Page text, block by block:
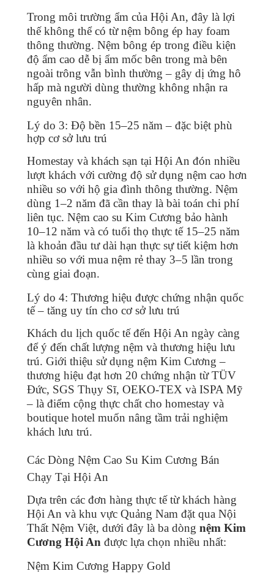
Trong môi trường ẩm của Hội An, đây là lợi
thế không thể có từ nệm bông ép hay foam
thông thường. Nệm bông ép trong điều kiện
độ ẩm cao dễ bị ẩm mốc bên trong mà bên
ngoài trông vẫn bình thường – gây dị ứng hô
hấp mà người dùng thường không nhận ra
nguyên nhân.
Lý do 3: Độ bền 15–25 năm – đặc biệt phù
hợp cơ sở lưu trú
Homestay và khách sạn tại Hội An đón nhiều
lượt khách với cường độ sử dụng nệm cao hơn
nhiều so với hộ gia đình thông thường. Nệm
dùng 1–2 năm đã cần thay là bài toán chi phí
liên tục. Nệm cao su Kim Cương bảo hành
10–12 năm và có tuổi thọ thực tế 15–25 năm
là khoản đầu tư dài hạn thực sự tiết kiệm hơn
nhiều so với mua nệm rẻ thay 3–5 lần trong
cùng giai đoạn.
Lý do 4: Thương hiệu được chứng nhận quốc
tế – tăng uy tín cho cơ sở lưu trú
Khách du lịch quốc tế đến Hội An ngày càng
để ý đến chất lượng nệm và thương hiệu lưu
trú. Giới thiệu sử dụng nệm Kim Cương –
thương hiệu đạt hơn 20 chứng nhận từ TÜV
Đức, SGS Thụy Sĩ, OEKO-TEX và ISPA Mỹ
– là điểm cộng thực chất cho homestay và
boutique hotel muốn nâng tầm trải nghiệm
khách lưu trú.
Các Dòng Nệm Cao Su Kim Cương Bán
Chạy Tại Hội An
Dựa trên các đơn hàng thực tế từ khách hàng
Hội An và khu vực Quảng Nam đặt qua Nội
Thất Nệm Việt, dưới đây là ba dòng nệm Kim
Cương Hội An được lựa chọn nhiều nhất:
Nệm Kim Cương Happy Gold